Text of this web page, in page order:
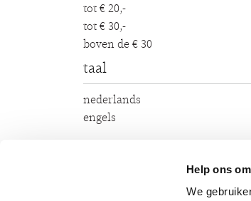
Help ons
We
tot € 20,-
tot € 30,-
boven de € 30
taal
nederlands
engels